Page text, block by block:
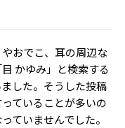
おでこ、耳の周辺な
かゆみ」と検索する
した。そうした投稿
ていることが多いの
ていませんでした。